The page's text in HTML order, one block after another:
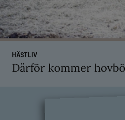
HÄSTLIV
Därför kommer